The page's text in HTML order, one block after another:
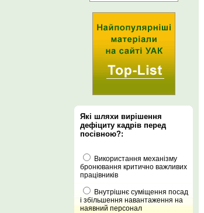
Які шляхи вирішення
дефіциту кадрів перед
посівною?:
Використання механізму
бронювання критично важливих
працівників
Внутрішнє суміщення посад
і збільшення навантаження на
наявний персонал